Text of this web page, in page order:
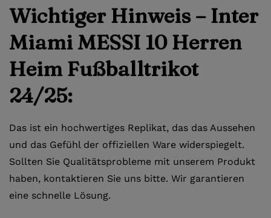
Wichtiger Hinweis – Inter
Miami MESSI 10 Herren
Heim Fußballtrikot
24/25:
Das ist ein hochwertiges Replikat, das das Aussehen
und das Gefühl der offiziellen Ware widerspiegelt.
Sollten Sie Qualitätsprobleme mit unserem Produkt
haben, kontaktieren Sie uns bitte. Wir garantieren
eine schnelle Lösung.